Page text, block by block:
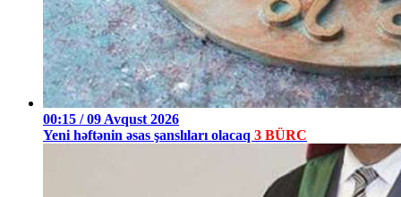
00:15 / 09 Avqust 2026
Yeni həftənin əsas şanslıları olacaq 3 BÜRC